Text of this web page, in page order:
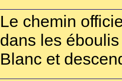
Le chemin
dans les
Blanc et